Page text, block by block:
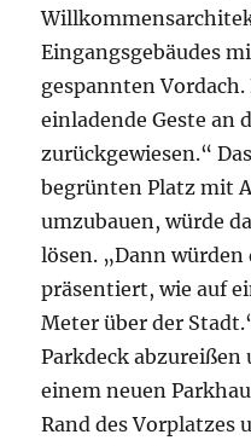
Eingangsgebäudes
gespannten
einladende Geste an
zurückgewiesen.“
begrünten Platz mit
umzubauen, würde
lösen. „Dann würden
präsentiert, wie auf
Meter über der
Parkdeck
einem neuen
Rand des Vorplatzes